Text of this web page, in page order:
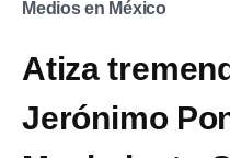
Medios en México
Atiza
Jerónimo